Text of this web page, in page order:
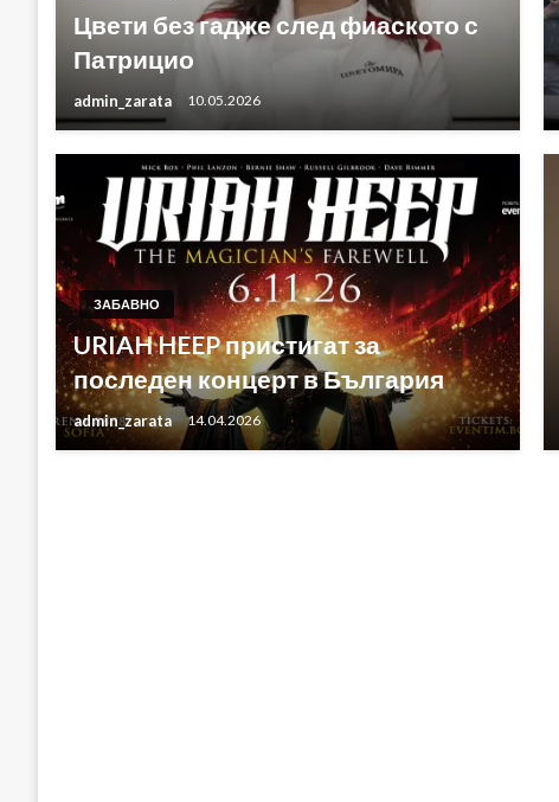
Цвети без гадже след фиаското с
Патрицио
admin_zarata 10.05.2026
ЗАБАВНО
URIAH HEEP пристигат за
последен концерт в България
admin_zarata 14.04.2026